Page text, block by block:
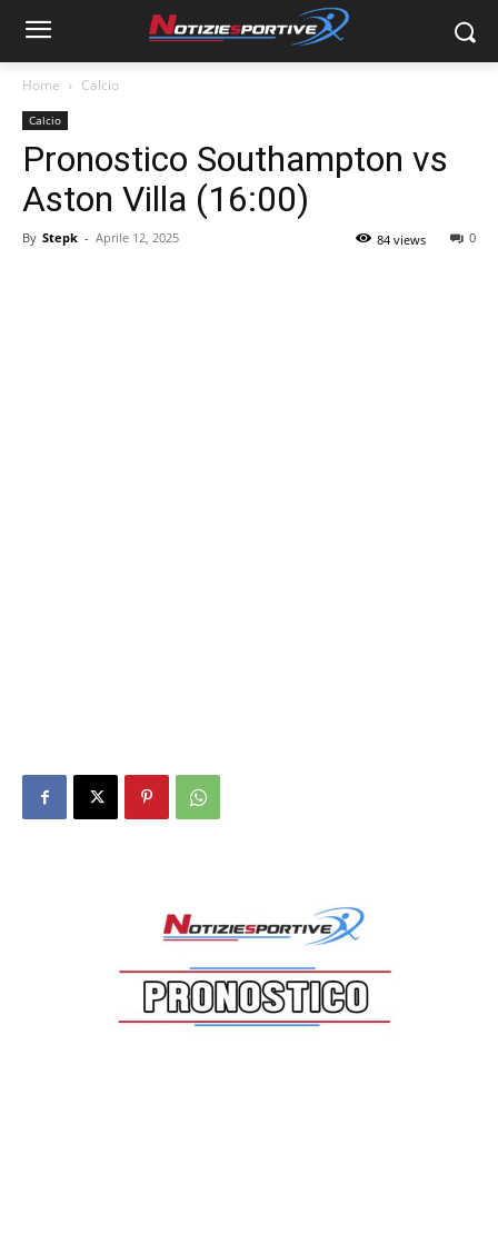
Home Calcio
Calcio
Pronostico Southampton vs
Aston Villa (16:00)
By Stepk - Aprile 12, 2025 0
84 views